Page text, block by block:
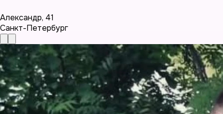
Александр, 41
Санкт-Петербург